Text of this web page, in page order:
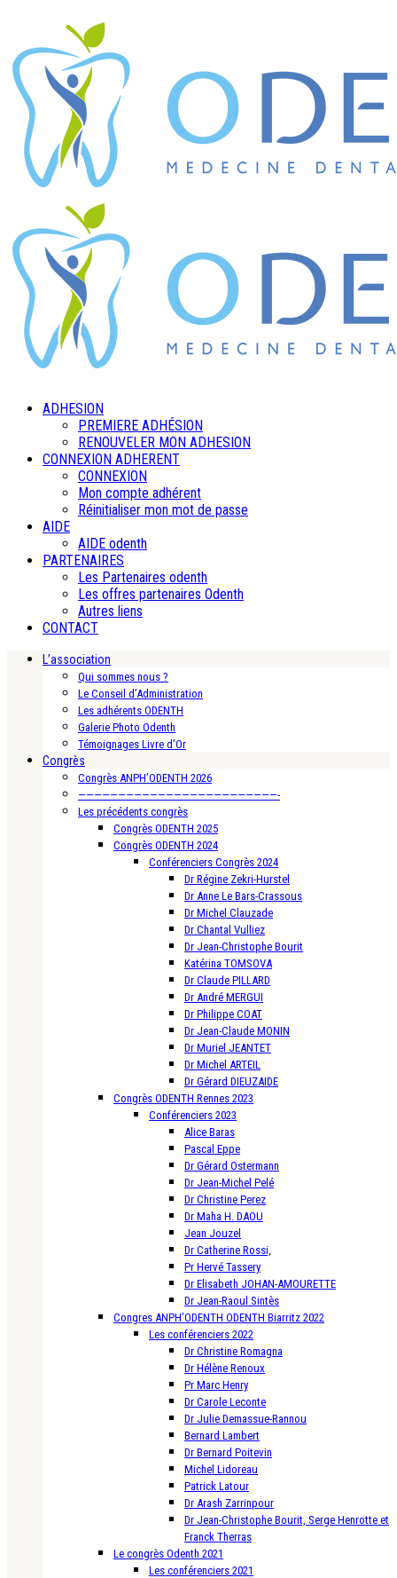
ADHESION
PREMIERE ADHÉSION
RENOUVELER MON ADHESION
CONNEXION ADHERENT
CONNEXION
Mon compte adhérent
Réinitialiser mon mot de passe
AIDE
AIDE odenth
PARTENAIRES
Les Partenaires odenth
Les offres partenaires Odenth
Autres liens
CONTACT
L’association
Qui sommes nous ?
Le Conseil d’Administration
Les adhérents ODENTH
Galerie Photo Odenth
Témoignages Livre d’Or
Congrès
Congrès ANPH’ODENTH 2026
—————————————————————————-
Les précédents congrès
Congrès ODENTH 2025
Congrès ODENTH 2024
Conférenciers Congrès 2024
Dr Régine Zekri-Hurstel
Dr Anne Le Bars-Crassous
Dr Michel Clauzade
Dr Chantal Vulliez
Dr Jean-Christophe Bourit
Katérina TOMSOVA
Dr Claude PILLARD
Dr André MERGUI
Dr Philippe COAT
Dr Jean-Claude MONIN
Dr Muriel JEANTET
Dr Michel ARTEIL
Dr Gérard DIEUZAIDE
Congrès ODENTH Rennes 2023
Conférenciers 2023
Alice Baras
Pascal Eppe
Dr Gérard Ostermann
Dr Jean-Michel Pelé
Dr Christine Perez
Dr Maha H. DAOU
Jean Jouzel
Dr Catherine Rossi,
Pr Hervé Tassery
Dr Elisabeth JOHAN-AMOURETTE
Dr Jean-Raoul Sintès
Congres ANPH’ODENTH ODENTH Biarritz 2022
Les conférenciers 2022
Dr Christine Romagna
Dr Hélène Renoux
Pr Marc Henry
Dr Carole Leconte
Dr Julie Demassue-Rannou
Bernard Lambert
Dr Bernard Poitevin
Michel Lidoreau
Patrick Latour
Dr Arash Zarrinpour
Dr Jean-Christophe Bourit, Serge Henrotte et
Franck Therras
Le congrès Odenth 2021
Les conférenciers 2021